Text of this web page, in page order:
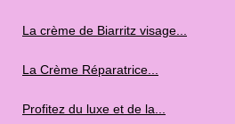
La crème de Biarritz visage...
La Crème Réparatrice...
Profitez du luxe et de la...